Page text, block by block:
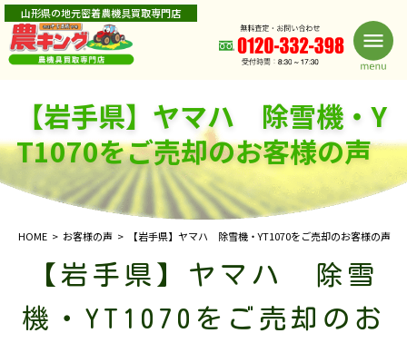
山形県の地元密着農機具買取専門店
【岩手県】ヤマハ 除雪機・Y
T1070をご売却のお客様の声
HOME お客様の声 【岩手県】ヤマハ 除雪機・YT1070をご売却のお客様の声
【岩手県】ヤマハ 除雪
機・YT1070をご売却のお